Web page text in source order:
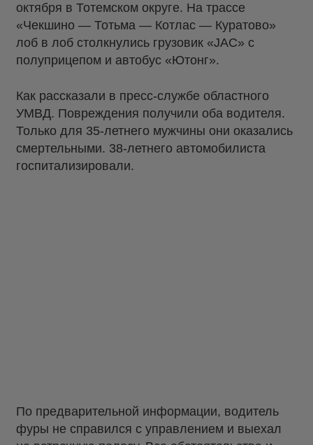
октября в Тотемском округе. На трассе
«Чекшино — Тотьма — Котлас — Куратово»
лоб в лоб столкнулись грузовик «JAC» с
полуприцепом и автобус «Ютонг».
Как рассказали в пресс-службе областного
УМВД. Повреждения получили оба водителя.
Только для 35-летнего мужчины они оказались
смертельными. 38-летнего автомобилиста
госпитализировали.
По предварительной информации, водитель
фуры не справился с управлением и выехал